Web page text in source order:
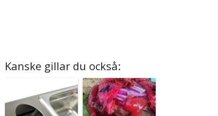
Kanske gillar du också: